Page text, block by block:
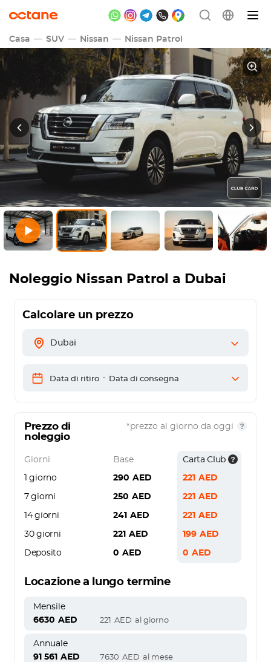
Casa SUV Nissan Nissan Patrol
Noleggio Nissan Patrol a Dubai
Calcolare un prezzo
Dubai
Data di ritiro - Data di consegna
Prezzo di
noleggio
*prezzo al giorno da oggi
Giorni Base Carta Club
1 giorno 290 AED 221 AED
7 giorni 250 AED 221 AED
14 giorni 241 AED 221 AED
30 giorni 221 AED 199 AED
Deposito 0 AED 0 AED
Locazione a lungo termine
Mensile
6630 AED 221 AED al giorno
Annuale
91 561 AED 7630 AED al mese